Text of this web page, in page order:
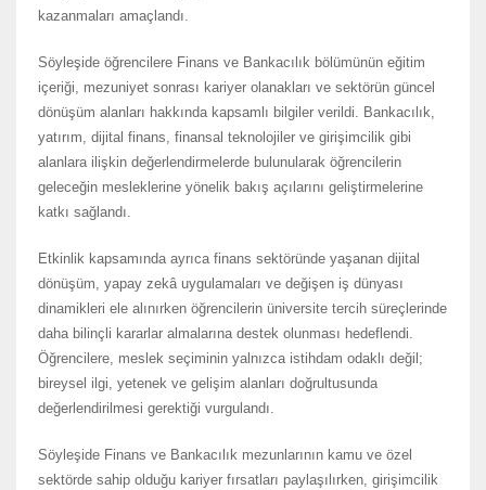
kazanmaları amaçlandı.
Söyleşide öğrencilere Finans ve Bankacılık bölümünün eğitim
içeriği, mezuniyet sonrası kariyer olanakları ve sektörün güncel
dönüşüm alanları hakkında kapsamlı bilgiler verildi. Bankacılık,
yatırım, dijital finans, finansal teknolojiler ve girişimcilik gibi
alanlara ilişkin değerlendirmelerde bulunularak öğrencilerin
geleceğin mesleklerine yönelik bakış açılarını geliştirmelerine
katkı sağlandı.
Etkinlik kapsamında ayrıca finans sektöründe yaşanan dijital
dönüşüm, yapay zekâ uygulamaları ve değişen iş dünyası
dinamikleri ele alınırken öğrencilerin üniversite tercih süreçlerinde
daha bilinçli kararlar almalarına destek olunması hedeflendi.
Öğrencilere, meslek seçiminin yalnızca istihdam odaklı değil;
bireysel ilgi, yetenek ve gelişim alanları doğrultusunda
değerlendirilmesi gerektiği vurgulandı.
Söyleşide Finans ve Bankacılık mezunlarının kamu ve özel
sektörde sahip olduğu kariyer fırsatları paylaşılırken, girişimcilik